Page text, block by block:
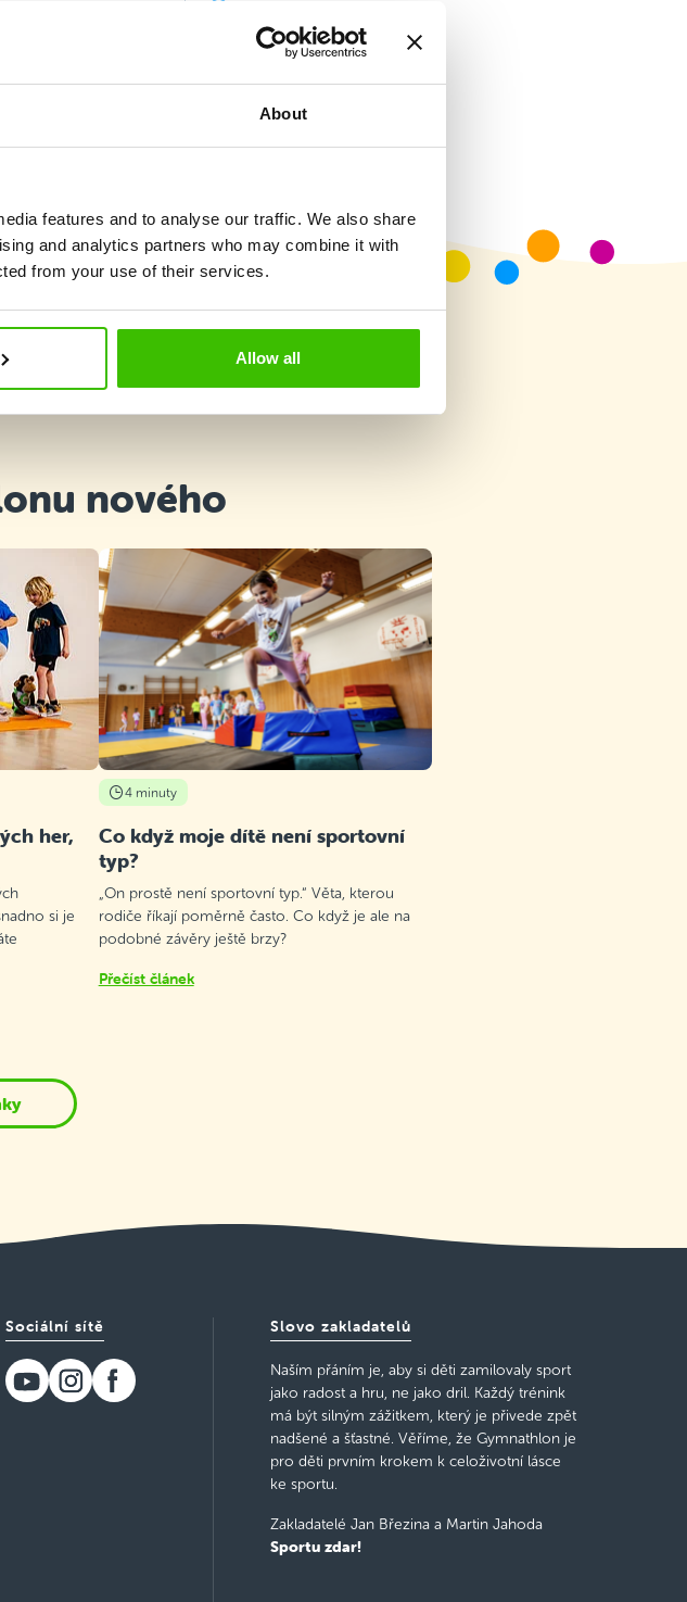
About
features and to analyse our traffic. We also share
and analytics partners who may combine it with
from your use of their services.
Allow all
samolepkami
nového
her,
si je
4 minuty
Co když moje dítě není sportovní
typ?
„On prostě není sportovní typ.“ Věta, kterou
rodiče říkají poměrně často. Co když je ale na
podobné závěry ještě brzy?
Přečíst článek
Sociální sítě Slovo zakladatelů
Naším přáním je, aby si děti zamilovaly sport
jako radost a hru, ne jako dril. Každý trénink
má být silným zážitkem, který je přivede zpět
nadšené a šťastné. Věříme, že Gymnathlon je
pro děti prvním krokem k celoživotní lásce
ke sportu.
Zakladatelé Jan Březina a Martin Jahoda
Sportu zdar!